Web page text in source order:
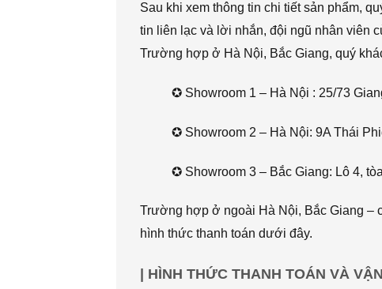
Sau khi xem thông tin chi tiết sản phẩm,
tin liên lạc và lời nhắn, đội ngũ nhân viên
Trường hợp ở Hà Nội, Bắc Giang, quý
✪ Showroom 1 – Hà Nội : 25/73
✪ Showroom 2 – Hà Nội: 9A Thái
✪ Showroom 3 – Bắc Giang: Lô 4,
Trường hợp ở ngoài Hà Nội, Bắc Giang –
hình thức thanh toán dưới đây.
| HÌNH THỨC THANH TOÁN VÀ